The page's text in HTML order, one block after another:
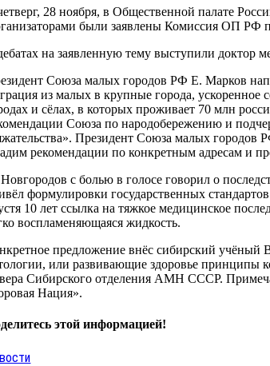
28 ноября, в Общественной палате
были заявлены Комиссия ОП РФ
на заявленную тему выступили доктор
Союза малых городов РФ Е. Марков
из малых в крупные города, ускоренное
и сёлах, в которых проживает 70 млн
Союза по народобережению и
Президент Союза малых городов
рекомендации по конкретным адресам и
с болью в голосе говорил о
формулировки государственных
10 лет ссылка на тяжкое медицинское
воспламеняющаяся жидкость.
предложение внёс сибирский учёный
или развивающие здоровье принципы
Сибирского отделения АМН СССР.
Нация».
этой информацией!